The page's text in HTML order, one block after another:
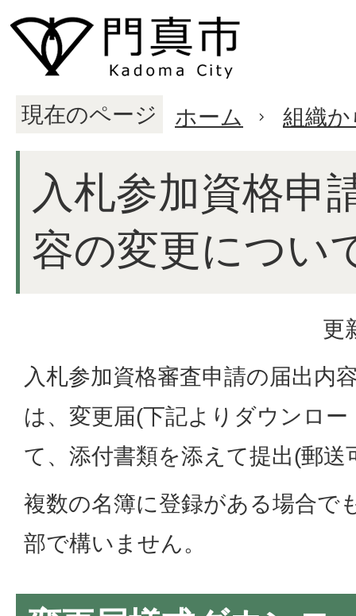
現在のページ ホーム 組織
入札参加資格申
容の変更につい
更
入札参加資格審査申請の届出内
は、変更届(下記よりダウンロ
て、添付書類を添えて提出(郵
複数の名簿に登録がある場合で
部で構いません。